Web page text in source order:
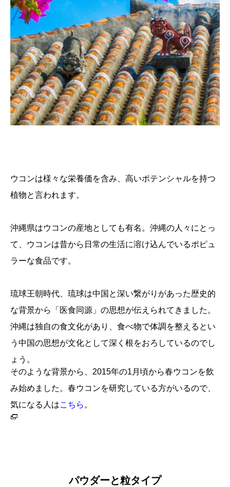
ウコンは様々な栄養価を含み、高いポテンシャルを持つ
植物と言われます。
沖縄県はウコンの産地としても有名。沖縄の人々にとっ
て、ウコンは昔から日常の生活に溶け込んでいるポピュ
ラーな食品です。
琉球王朝時代、琉球は中国と深い繋がりがあった歴史的
な背景から「医食同源」の思想が伝えられてきました。
沖縄は独自の食文化があり、食べ物で体調を整えるとい
う中国の思想が文化として深く根をおろしているのでし
ょう。
そのような背景から、2015年の1月頃から春ウコンを飲
み始めました。春ウコンを研究している方がいるので、
気になる人はこちら。
パウダーと粒タイプ